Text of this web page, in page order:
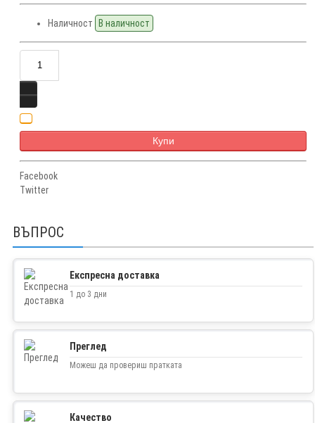
Наличност В наличност
Купи
Facebook
Twitter
ВЪПРОС
Експресна доставка
1 до 3 дни
Преглед
Можеш да провериш пратката
Качество